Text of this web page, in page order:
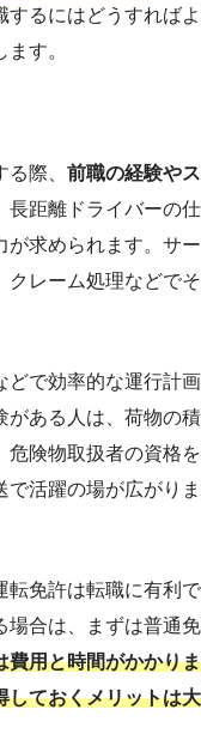
するにはどうすればよ
す。
際、 前職の経験やス
長距離ドライバーの仕
が求められます。サー
クレーム処理などでそ
どで効率的な運行計画
がある人は、荷物の積
危険物取扱者の資格を
活躍の場が広がりま
転免許は転職に有利で
場合は、まずは普通免
費用と時間がかかりま
しておくメリットは大